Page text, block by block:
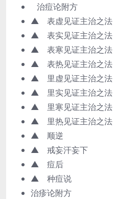
治痘论附方
▲ 表虚见证主治之法
▲ 表实见证主治之法
▲ 表寒见证主治之法
▲ 表热见证主治之法
▲ 里虚见证主治之法
▲ 里实见证主治之法
▲ 里寒见证主治之法
▲ 里热见证主治之法
▲ 顺逆
▲ 戒妄汗妄下
▲ 痘后
▲ 种痘说
治疹论附方